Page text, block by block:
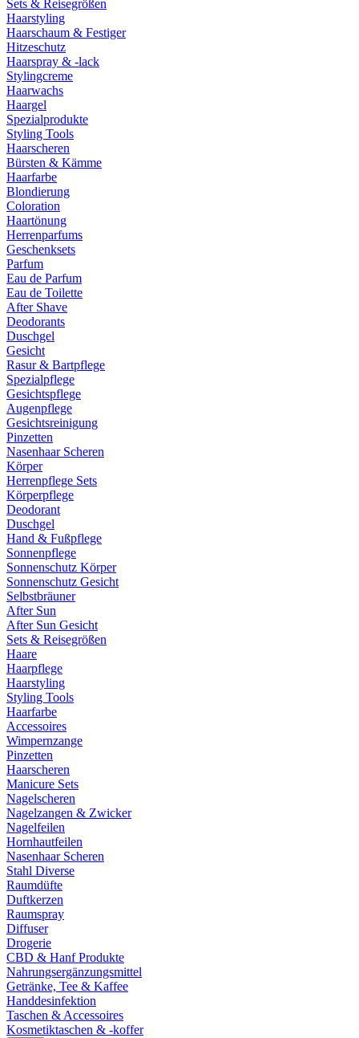
Sets & Reisegrößen
Haarstyling
Haarschaum & Festiger
Hitzeschutz
Haarspray & -lack
Stylingcreme
Haarwachs
Haargel
Spezialprodukte
Styling Tools
Haarscheren
Bürsten & Kämme
Haarfarbe
Blondierung
Coloration
Haartönung
Herrenparfums
Geschenksets
Parfum
Eau de Parfum
Eau de Toilette
After Shave
Deodorants
Duschgel
Gesicht
Rasur & Bartpflege
Spezialpflege
Gesichtspflege
Augenpflege
Gesichtsreinigung
Pinzetten
Nasenhaar Scheren
Körper
Herrenpflege Sets
Körperpflege
Deodorant
Duschgel
Hand & Fußpflege
Sonnenpflege
Sonnenschutz Körper
Sonnenschutz Gesicht
Selbstbräuner
After Sun
After Sun Gesicht
Sets & Reisegrößen
Haare
Haarpflege
Haarstyling
Styling Tools
Haarfarbe
Accessoires
Wimpernzange
Pinzetten
Haarscheren
Manicure Sets
Nagelscheren
Nagelzangen & Zwicker
Nagelfeilen
Hornhautfeilen
Nasenhaar Scheren
Stahl Diverse
Raumdüfte
Duftkerzen
Raumspray
Diffuser
Drogerie
CBD & Hanf Produkte
Nahrungsergänzungsmittel
Getränke, Tee & Kaffee
Handdesinfektion
Taschen & Accessoires
Kosmetiktaschen & -koffer